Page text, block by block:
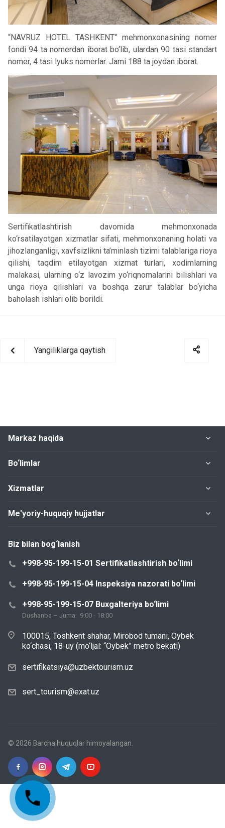
“NAVRUZ HOTEL TASHKENT” mehmonxonasining nomer
fondi 94 ta nomerdan iborat bo‘lib, ulardan 90 tasi standart
nomer, 4 tasi lyuks nomerlar. Jami 188 ta joydan iborat.
Sertifikatlashtirish davomida mehmonxonada
ko‘rsatilayotgan xizmatlar sifati, mehmonxonaning holati va
jihozlanganligi, xavfsizlikni ta’minlash tizimi talablariga rioya
qilishi, taqdim etilayotgan xizmat turlari, xodimlarning
malakasi, ularning o‘z lavozim yo‘riqnomalarini bilishlari va
unga rioya qilishlari va boshqa zarur talablar bo‘yicha
baholash ishlari olib borildi.
Yangiliklarga qaytish
Markaz haqida
Bo‘limlar
Xizmatlar
Me'yoriy-huquqiy hujjatlar
Biz bilan bog‘lanish
+998-95-199-15-01 Sertifikatlashtirish bo‘limi
+998-95-199-15-04 Inspeksiya nazorati bo‘limi
+998-95-199-15-07 Buxgalteriya bo‘limi
Dushanba – Juma: 9:00 - 18:00
100015, Toshkent shahar, Mirobod tumani, Oybek
ko‘chasi, 18-uy (mo‘ljal: “Oybek” metro bekati)
sertifikatsiya@uzbektourism.uz
sert_tourism@exat.uz
© 2026 Barcha huquqlar himoyalangan.